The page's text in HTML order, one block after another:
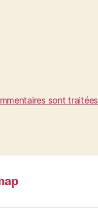
sont traitées